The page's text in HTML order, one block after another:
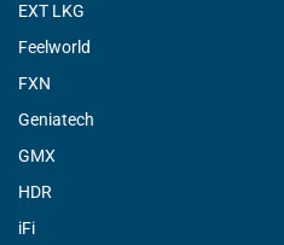
EXT LKG
Feelworld
FXN
Geniatech
GMX
HDR
iFi